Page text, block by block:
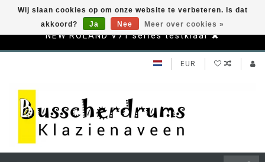
NEW ROLAND V71 series testklaar
EUR
Wij slaan cookies op om onze website te verbeteren. Is dat
akkoord?
Ja Nee Meer over cookies »